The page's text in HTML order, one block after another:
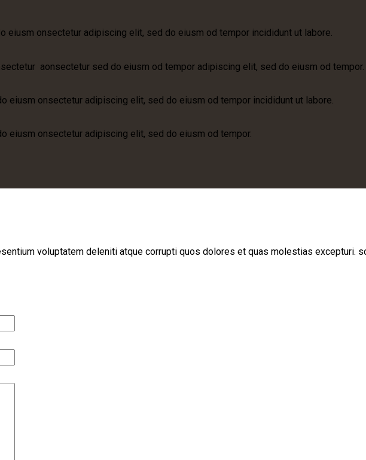
eiusm onsectetur adipiscing elit, sed do eiusm od tempor incididunt ut labore.
aonsectetur sed do eiusm od tempor adipiscing elit, sed do eiusm od tempor.
eiusm onsectetur adipiscing elit, sed do eiusm od tempor incididunt ut labore.
eiusm onsectetur adipiscing elit, sed do eiusm od tempor.
voluptatem deleniti atque corrupti quos dolores et quas molestias excepturi.